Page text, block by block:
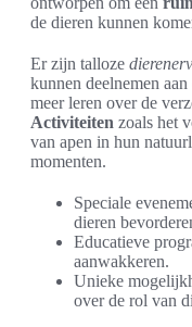
de dieren kunnen
Er zijn talloze
kunnen deelnemen
meer leren over de
Activiteiten zoals het
van apen in hun
momenten.
Speciale
dieren
Educatieve
aanwakkeren.
Unieke
over de rol van